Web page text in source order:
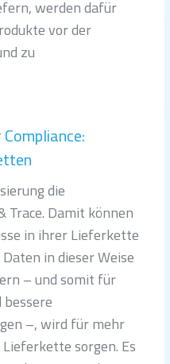
werden dafür
vor der
zu
die
Trace. Damit können
in ihrer Lieferkette
in dieser Weise
– und somit für
–, wird für mehr
sorgen. Es